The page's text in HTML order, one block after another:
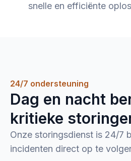
snelle en efficiënte
24/7 ondersteuning
Dag en nacht
kritieke
Onze storingsdienst is 24/7
incidenten direct op te